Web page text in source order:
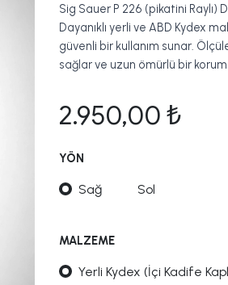
Sig Sauer P 226 (pikatini Raylı)
Dayanıklı yerli ve ABD Kydex
güvenli bir kullanım sunar.
sağlar ve uzun ömürlü bir
2.950,00 ₺
YÖN
Sağ Sol
MALZEME
Yerli Kydex (İçi Kadife